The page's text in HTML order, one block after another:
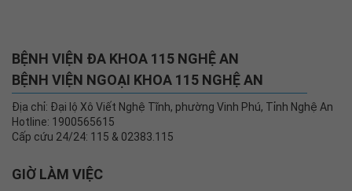
BỆNH VIỆN ĐA KHOA 115 NGHỆ AN
BỆNH VIỆN NGOẠI KHOA 115 NGHỆ AN
Địa chỉ: Đại lộ Xô Viết Nghệ Tĩnh, phường Vinh Phú, Tỉnh Nghệ An
Hotline: 1900565615
Cấp cứu 24/24: 115 & 02383.115
GIỜ LÀM VIỆC